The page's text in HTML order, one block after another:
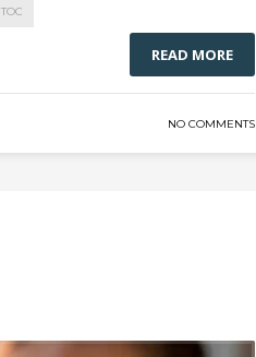
TOC
READ MORE
NO COMMENTS